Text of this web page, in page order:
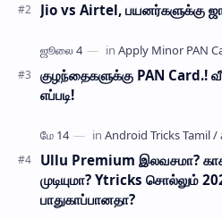
Jio vs Airtel, பயனர்களுக்கு
குழந்தைகளுக்கு PAN Card.!
எப்படி!
Ullu Premium இலவசமா?
முடியுமா? Ytricks சொல்லும்
பாதுகாப்பானதா?